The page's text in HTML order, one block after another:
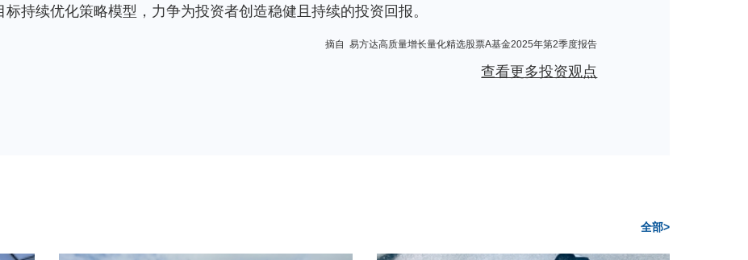
持续优化策略模型，力争为投资者创造稳健且持续的投资回报。
摘自 易方达高质量增长量化精选股票A基金2025年第2季度报告
查看更多投资观点
全部>